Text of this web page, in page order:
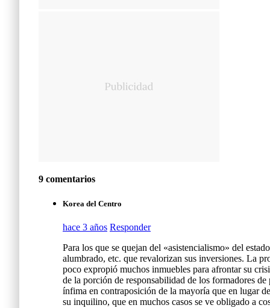
9 comentarios
Korea del Centro
hace 3 años Responder
Para los que se quejan del «asistencialismo» del
alumbrado, etc. que revalorizan sus inversiones. La
poco expropió muchos inmuebles para afrontar su
de la porción de responsabilidad de los formadores
ínfima en contraposición de la mayoría que en lugar
su inquilino, que en muchos casos se ve obligado a